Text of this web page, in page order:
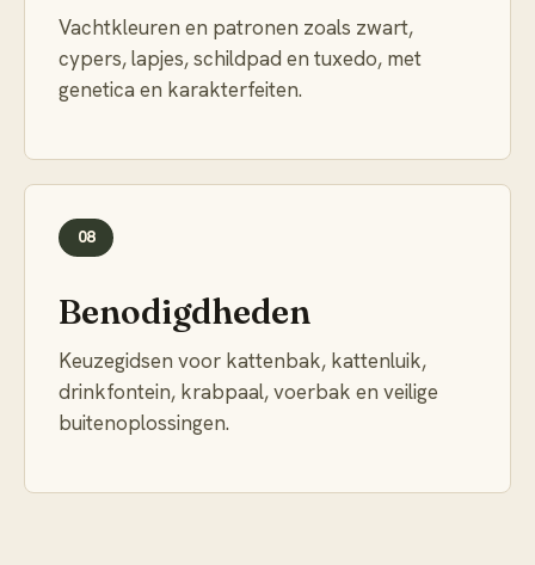
Vachtkleuren en patronen zoals zwart,
cypers, lapjes, schildpad en tuxedo, met
genetica en karakterfeiten.
08
Benodigdheden
Keuzegidsen voor kattenbak, kattenluik,
drinkfontein, krabpaal, voerbak en veilige
buitenoplossingen.